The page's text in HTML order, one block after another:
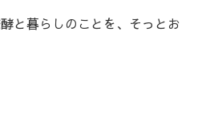
と暮らしのことを、そっとお